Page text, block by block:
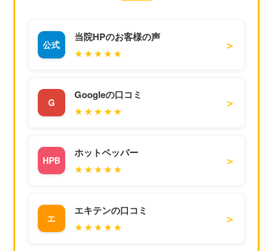
公式
当院HPのお客様の声
★★★★★
＞
G
Googleの口コミ
★★★★★
＞
HPB
ホットペッパー
★★★★★
＞
エ
エキテンの口コミ
★★★★★
＞